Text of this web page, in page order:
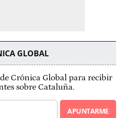
GLOBAL
Crónica Global para recibir
sobre Cataluña.
APUNTARME